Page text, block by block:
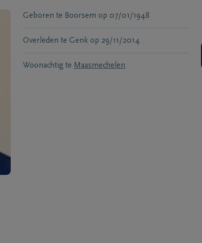
Geboren te Boorsem op 07/01/1948
Overleden te Genk op 29/11/2014
Woonachtig te Maasmechelen